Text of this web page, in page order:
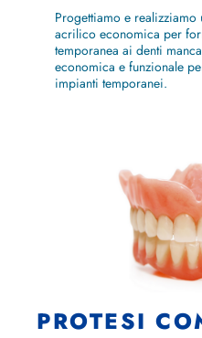
Progettiamo e
acrilico economica per
temporanea ai denti
economica e funzionale
impianti temporanei.
PROTESI